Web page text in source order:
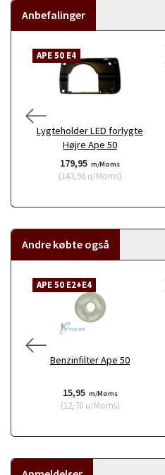
Anbefalinger
APE 50 E4
Lygteholder LED forlygte
Højre Ape 50
179,95 m/Moms
(143,96u/Moms)
Andre købte også
APE 50 E2+E4
Benzinfilter Ape 50
15,95 m/Moms
(12,76u/Moms)